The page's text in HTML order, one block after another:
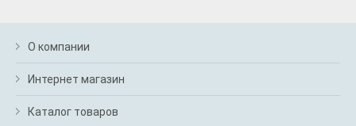
О компании
Интернет магазин
Каталог товаров